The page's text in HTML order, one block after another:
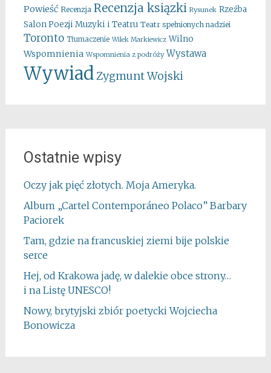
Powieść Recenzja Recenzja ksiązki Rysunek Rzeźba
Salon Poezji Muzyki i Teatru Teatr spełnionych nadziei
Toronto Tłumaczenie Wilek Markiewicz Wilno
Wspomnienia Wspomnienia z podróży Wystawa
WywiadZygmunt Wojski
Ostatnie wpisy
Oczy jak pięć złotych. Moja Ameryka.
Album „Cartel Contemporáneo Polaco” Barbary
Paciorek
Tam, gdzie na francuskiej ziemi bije polskie
serce
Hej, od Krakowa jadę, w dalekie obce strony…
i na Listę UNESCO!
Nowy, brytyjski zbiór poetycki Wojciecha
Bonowicza